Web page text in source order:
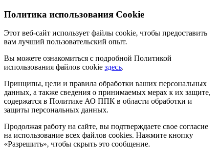
Политика использования Cookie
Этот веб-сайт использует файлы cookie, чтобы предоставить
вам лучший пользовательский опыт.
Вы можете ознакомиться с подробной Политикой
использования файлов cookie здесь.
Принципы, цели и правила обработки ваших персональных
данных, а также сведения о принимаемых мерах к их защите,
содержатся в Политике АО ППК в области обработки и
защиты персональных данных.
Продолжая работу на сайте, вы подтверждаете свое согласие
на использование всех файлов cookies. Нажмите кнопку
«Разрешить», чтобы скрыть это сообщение.